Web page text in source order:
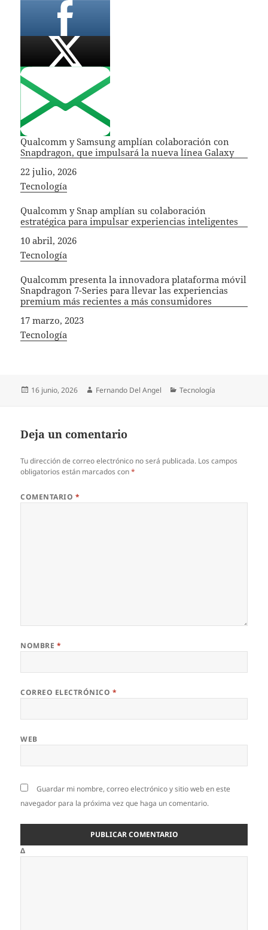
Qualcomm y Samsung amplían colaboración con
Snapdragon, que impulsará la nueva línea Galaxy
Fecha
22 julio, 2026
In relation to
Tecnología
Qualcomm y Snap amplían su colaboración
estratégica para impulsar experiencias inteligentes
Fecha
10 abril, 2026
In relation to
Tecnología
Qualcomm presenta la innovadora plataforma móvil
Snapdragon 7-Series para llevar las experiencias
premium más recientes a más consumidores
Fecha
17 marzo, 2023
In relation to
Tecnología
Publicado
16 junio, 2026 Autor
Fernando Del Angel Categorías
Tecnología
Deja un comentario
Tu dirección de correo electrónico no será publicada. Los campos
obligatorios están marcados con*
COMENTARIO *
NOMBRE *
CORREO ELECTRÓNICO *
WEB
Guardar mi nombre, correo electrónico y sitio web en este
navegador para la próxima vez que haga un comentario.
Δ